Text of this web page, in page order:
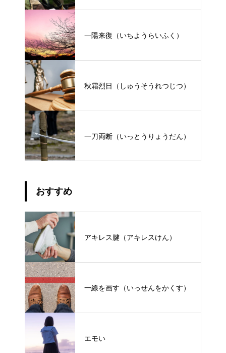
一陽来復（いちようらいふく）
秋霜烈日（しゅうそうれつじつ）
一刀両断（いっとうりょうだん）
おすすめ
アキレス腱（アキレスけん）
一線を画す（いっせんをかくす）
エモい